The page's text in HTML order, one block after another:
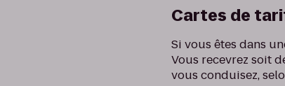
Cartes de
Si vous êtes dans
Vous recevrez soit
vous conduisez,